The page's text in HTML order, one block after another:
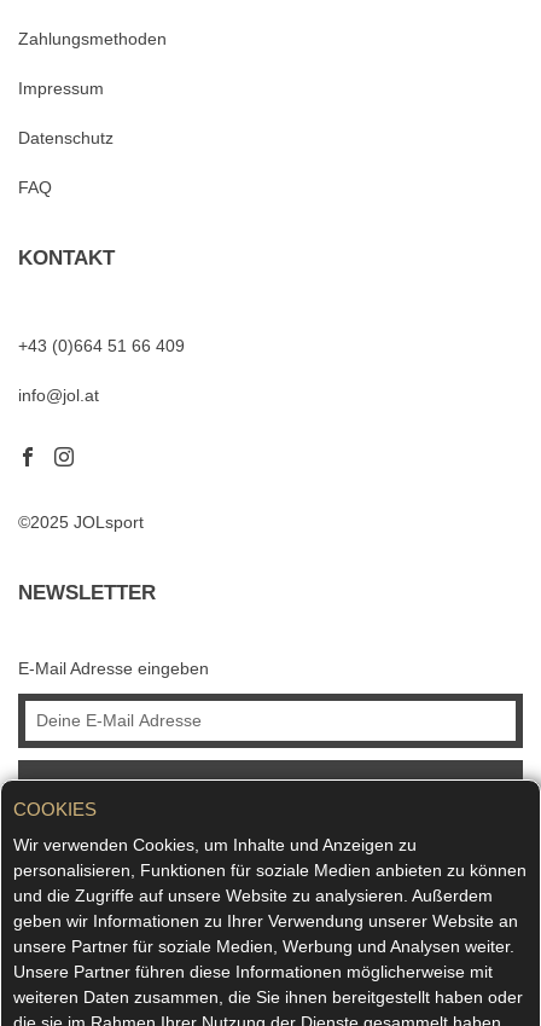
COOKIES
Wir verwenden Cookies, um Inhalte und Anzeigen zu
personalisieren, Funktionen für soziale Medien anbieten zu können
und die Zugriffe auf unsere Website zu analysieren. Außerdem
geben wir Informationen zu Ihrer Verwendung unserer Website an
unsere Partner für soziale Medien, Werbung und Analysen weiter.
Unsere Partner führen diese Informationen möglicherweise mit
weiteren Daten zusammen, die Sie ihnen bereitgestellt haben oder
Zahlungsmethoden
Impressum
Datenschutz
FAQ
KONTAKT
+43 (0)664 51 66 409
info@jol.at
©2025 JOLsport
NEWSLETTER
E-Mail Adresse eingeben
ABONNIEREN